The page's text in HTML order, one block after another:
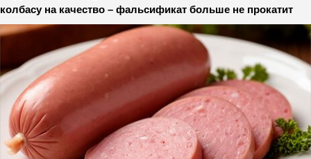
колбасу на качество – фальсификат больше не прокатит